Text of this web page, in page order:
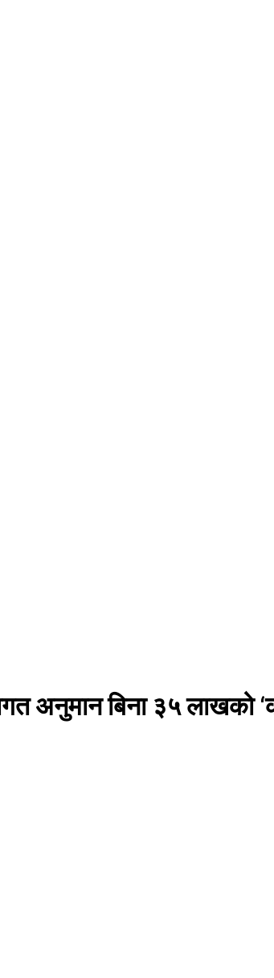
अनुमान बिना ३५ लाखको